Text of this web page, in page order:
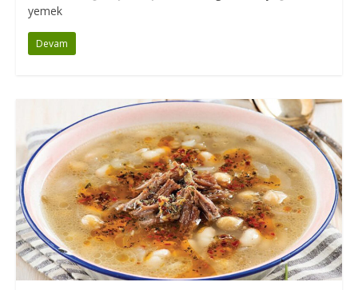
yemek
Devam